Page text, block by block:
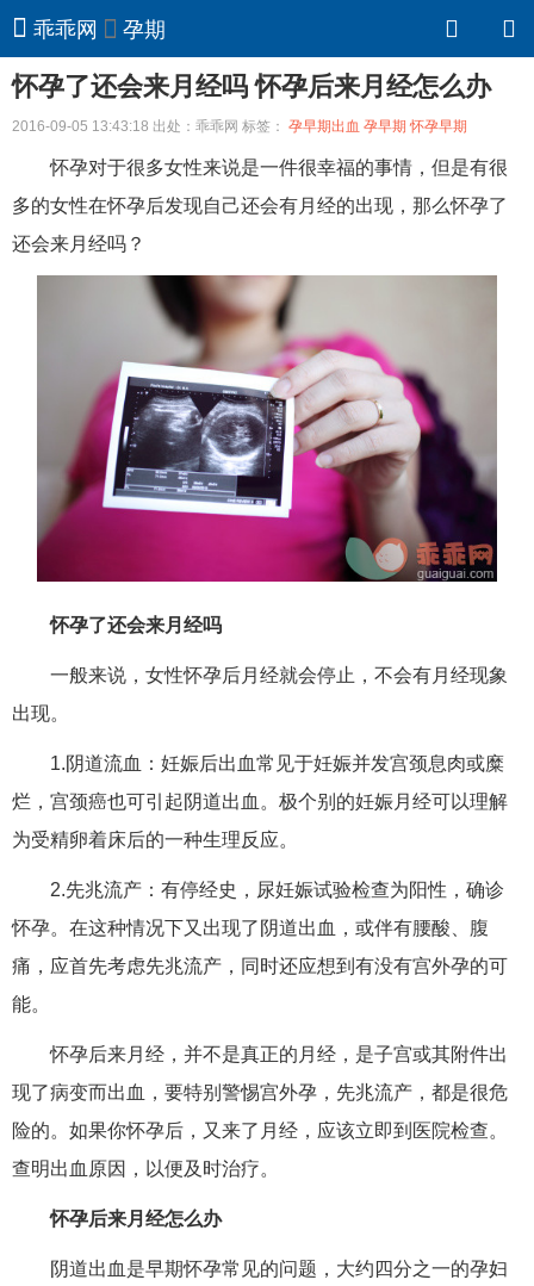
乖乖网 孕期
怀孕了还会来月经吗 怀孕后来月经怎么办
2016-09-05 13:43:18 出处：乖乖网 标签： 孕早期出血 孕早期 怀孕早期
怀孕对于很多女性来说是一件很幸福的事情，但是有很
多的女性在怀孕后发现自己还会有月经的出现，那么怀孕了
还会来月经吗？
怀孕了还会来月经吗
一般来说，女性怀孕后月经就会停止，不会有月经现象
出现。
1.阴道流血：妊娠后出血常见于妊娠并发宫颈息肉或糜
烂，宫颈癌也可引起阴道出血。极个别的妊娠月经可以理解
为受精卵着床后的一种生理反应。
2.先兆流产：有停经史，尿妊娠试验检查为阳性，确诊
怀孕。在这种情况下又出现了阴道出血，或伴有腰酸、腹
痛，应首先考虑先兆流产，同时还应想到有没有宫外孕的可
能。
怀孕后来月经，并不是真正的月经，是子宫或其附件出
现了病变而出血，要特别警惕宫外孕，先兆流产，都是很危
险的。如果你怀孕后，又来了月经，应该立即到医院检查。
查明出血原因，以便及时治疗。
怀孕后来月经怎么办
阴道出血是早期怀孕常见的问题，大约四分之一的孕妇